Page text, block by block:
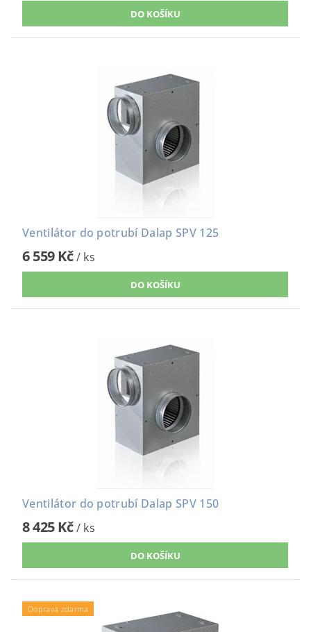
Ventilátor do potrubí Dalap SPV 125
6 559 Kč/ ks
Ventilátor do potrubí Dalap SPV 150
8 425 Kč/ ks
Doprava zdarma